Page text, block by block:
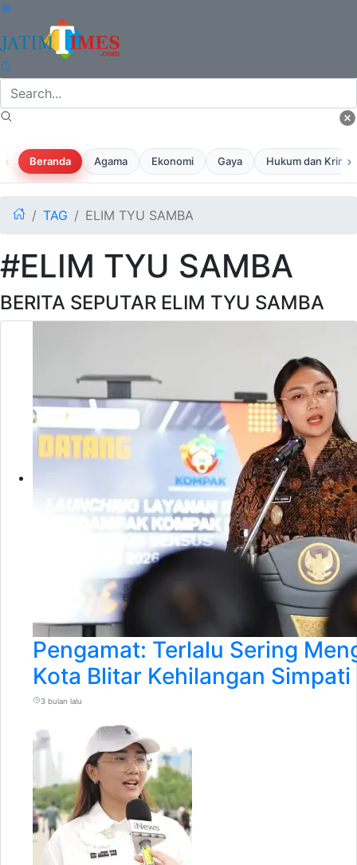
‹ Beranda Agama Ekonomi Gaya Hukum dan ›
TAG ELIM TYU SAMBA
#ELIM TYU SAMBA
BERITA SEPUTAR ELIM TYU SAMBA
Pengamat: Terlalu Sering
Kota Blitar Kehilangan
3 bulan lalu